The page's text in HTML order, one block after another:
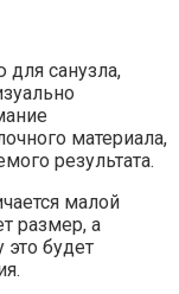
санузла,
материала,
результата.
малой
размер, а
будет